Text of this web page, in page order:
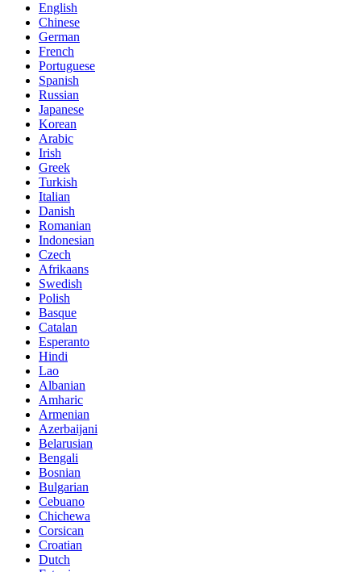
English
Chinese
German
French
Portuguese
Spanish
Russian
Japanese
Korean
Arabic
Irish
Greek
Turkish
Italian
Danish
Romanian
Indonesian
Czech
Afrikaans
Swedish
Polish
Basque
Catalan
Esperanto
Hindi
Lao
Albanian
Amharic
Armenian
Azerbaijani
Belarusian
Bengali
Bosnian
Bulgarian
Cebuano
Chichewa
Corsican
Croatian
Dutch